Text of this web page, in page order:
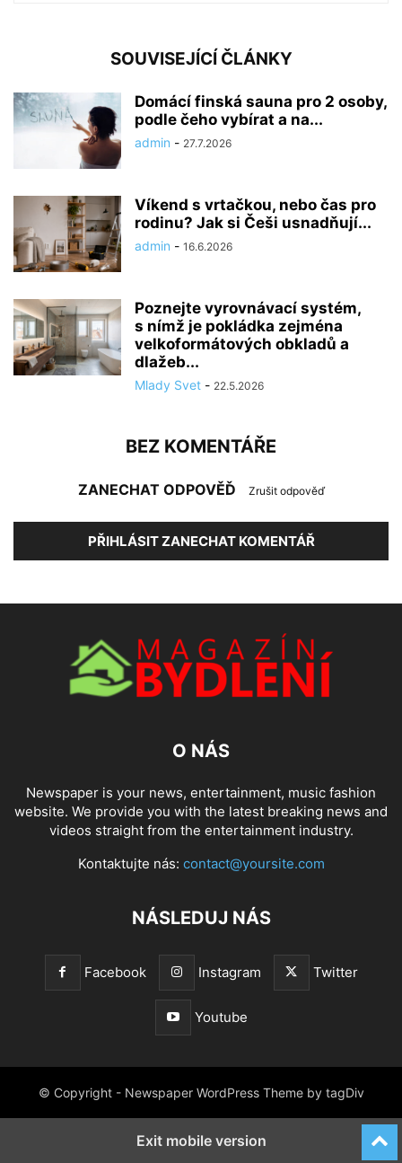
SOUVISEJÍCÍ ČLÁNKY
Domácí finská sauna pro 2 osoby,
podle čeho vybírat a na...
admin - 27.7.2026
Víkend s vrtačkou, nebo čas pro
rodinu? Jak si Češi usnadňují...
admin - 16.6.2026
Poznejte vyrovnávací systém,
s nímž je pokládka zejména
velkoformátových obkladů a
dlažeb...
Mlady Svet - 22.5.2026
BEZ KOMENTÁŘE
ZANECHAT ODPOVĚĎ Zrušit odpověď
PŘIHLÁSIT ZANECHAT KOMENTÁŘ
O NÁS
Newspaper is your news, entertainment, music fashion
website. We provide you with the latest breaking news and
videos straight from the entertainment industry.
Kontaktujte nás: contact@yoursite.com
NÁSLEDUJ NÁS
Facebook Instagram Twitter
Youtube
© Copyright - Newspaper WordPress Theme by tagDiv
Exit mobile version